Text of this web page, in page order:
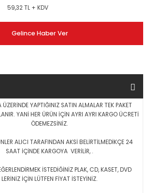
59,32 TL + KDV
Gelince Haber Ver
ÜZERİNDE YAPTIĞINIZ SATIN ALMALAR TEK PAKET
YANİ HER ÜRÜN İÇİN AYRI AYRI KARGO ÜCRETİ
ÖDEMEZSİNİZ.
ALICI TARAFINDAN AKSİ BELİRTİLMEDİKÇE 24
SAAT İÇİNDE KARGOYA VERİLİR, .
İSTEDİĞİNİZ PLAK, CD, KASET, DVD
LERİNİZ İÇİN LÜTFEN FİYAT İSTEYİNİZ.